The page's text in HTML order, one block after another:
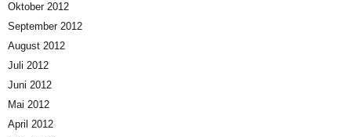
Oktober 2012
September 2012
August 2012
Juli 2012
Juni 2012
Mai 2012
April 2012